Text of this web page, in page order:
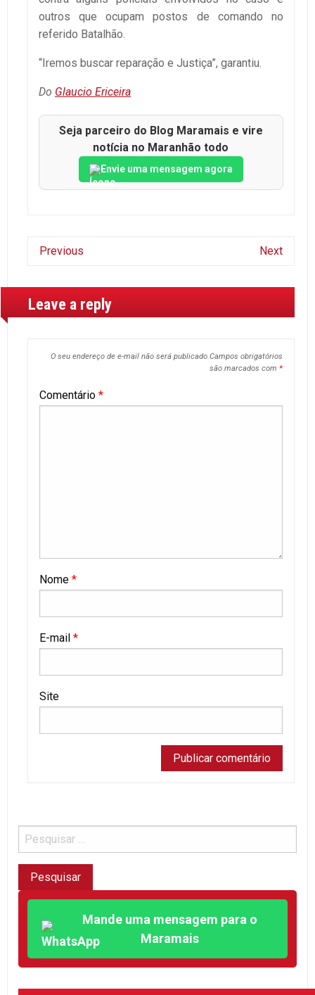
outros que ocupam postos de comando no
referido Batalhão.
“Iremos buscar reparação e Justiça”, garantiu.
Do Glaucio Ericeira
Seja parceiro do Blog Maramais e vire
notícia no Maranhão todo
Envie uma mensagem agora
Previous Next
Leave a reply
O seu endereço de e-mail não será publicado.Campos obrigatórios
são marcados com *
Comentário *
Nome *
E-mail *
Site
Mande uma mensagem para o
Maramais